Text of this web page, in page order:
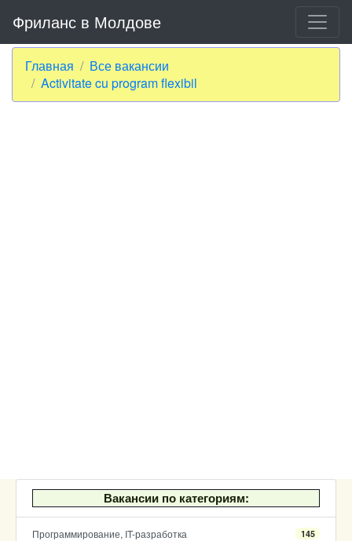
Фриланс в Молдове
Главная
Все вакансии
Activitate cu program flexibil
Вакансии по категориям:
Программирование, IT-разработка 145